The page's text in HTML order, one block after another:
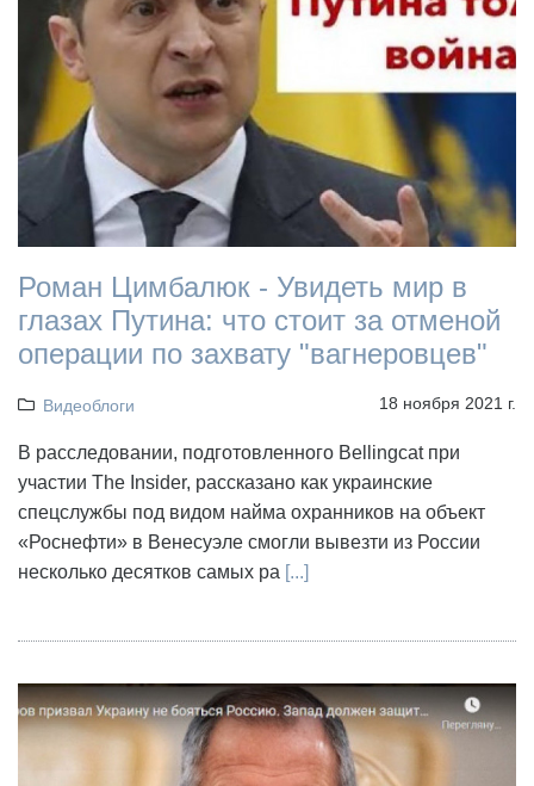
Роман Цимбалюк - Увидеть мир в
глазах Путина: что стоит за отменой
операции по захвату "вагнеровцев"
Видеоблоги 18 ноября 2021 г.
В расследовании, подготовленного Bellingcat при
участии The Insider, рассказано как украинские
спецслужбы под видом найма охранников на объект
«Роснефти» в Венесуэле смогли вывезти из России
несколько десятков самых ра [...]